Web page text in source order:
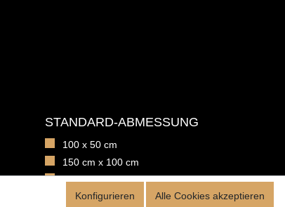
STANDARD-ABMESSUNG
100 x 50 cm
150 cm x 100 cm
Bautiefe: 4 cm
Bautiefe: 6,5 cm
Konfigurieren Alle Cookies akzeptieren